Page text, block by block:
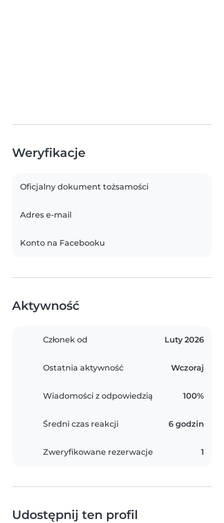
Weryfikacje
Oficjalny dokument tożsamości
Adres e-mail
Konto na Facebooku
Aktywność
Członek od Luty 2026
Ostatnia aktywność Wczoraj
Wiadomości z odpowiedzią 100%
Średni czas reakcji 6 godzin
Zweryfikowane rezerwacje 1
Udostępnij ten profil